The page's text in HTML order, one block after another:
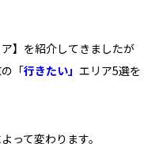
】を紹介してきましたが
「行きたい」 エリア5選を
って変わります。